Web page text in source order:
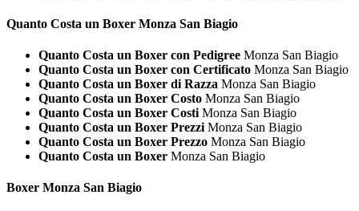
Quanto Costa un Boxer Monza San Biagio
Quanto Costa un Boxer con Pedigree Monza San Biagio
Quanto Costa un Boxer con Certificato Monza San Biagio
Quanto Costa un Boxer di Razza Monza San Biagio
Quanto Costa un Boxer Costo Monza San Biagio
Quanto Costa un Boxer Costi Monza San Biagio
Quanto Costa un Boxer Prezzi Monza San Biagio
Quanto Costa un Boxer Prezzo Monza San Biagio
Quanto Costa un Boxer Monza San Biagio
Boxer Monza San Biagio